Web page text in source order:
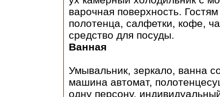
варочная поверхность.
полотенца, салфетки, кофе,
средство для посуды.
Ванная
Умывальник, зеркало, ванна
машина автомат,
одну персону,